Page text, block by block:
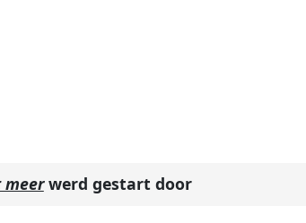
meerwerd gestart door